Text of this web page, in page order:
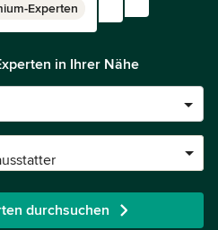
Experten
in Ihrer Nähe
durchsuchen